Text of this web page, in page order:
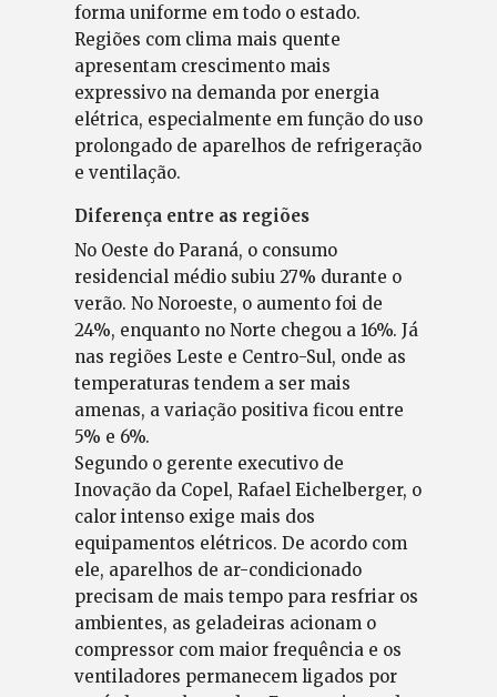
forma uniforme em todo o estado.
Regiões com clima mais quente
apresentam crescimento mais
expressivo na demanda por energia
elétrica, especialmente em função do uso
prolongado de aparelhos de refrigeração
e ventilação.
Diferença entre as regiões
No Oeste do Paraná, o consumo
residencial médio subiu 27% durante o
verão. No Noroeste, o aumento foi de
24%, enquanto no Norte chegou a 16%. Já
nas regiões Leste e Centro-Sul, onde as
temperaturas tendem a ser mais
amenas, a variação positiva ficou entre
5% e 6%.
Segundo o gerente executivo de
Inovação da Copel, Rafael Eichelberger, o
calor intenso exige mais dos
equipamentos elétricos. De acordo com
ele, aparelhos de ar-condicionado
precisam de mais tempo para resfriar os
ambientes, as geladeiras acionam o
compressor com maior frequência e os
ventiladores permanecem ligados por